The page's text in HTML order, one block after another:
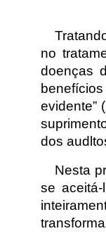
no
doenças
evidente”
dos
Nesta
se